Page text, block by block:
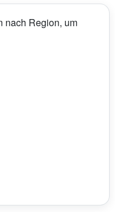
nach Region, um